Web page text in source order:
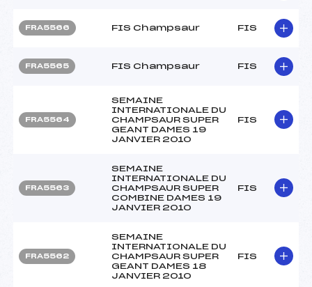
FRA5566 FIS Champsaur FIS
FRA5565 FIS Champsaur FIS
FRA5564
SEMAINE
INTERNATIONALE DU
CHAMPSAUR SUPER
GEANT DAMES 19
JANVIER 2010
FIS
FRA5563
SEMAINE
INTERNATIONALE DU
CHAMPSAUR SUPER
COMBINE DAMES 19
JANVIER 2010
FIS
FRA5562
SEMAINE
INTERNATIONALE DU
CHAMPSAUR SUPER
GEANT DAMES 18
JANVIER 2010
FIS